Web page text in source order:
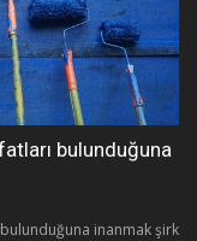
bulunduğuna
inanmak şirk